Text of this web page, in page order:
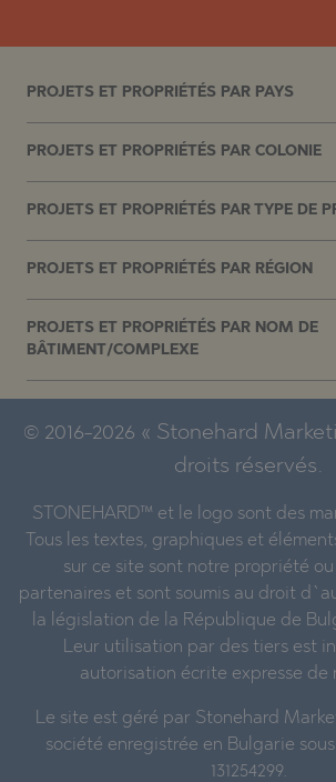
PROJETS ET PROPRIÉTÉS PAR PAYS
PROJETS ET PROPRIÉTÉS PAR COLONIE
PROJETS ET PROPRIÉTÉS PAR TYPE DE
PROJETS ET PROPRIÉTÉS PAR RÉGION
PROJETS ET PROPRIÉTÉS PAR NOM DE
BÂTIMENT/COMPLEXE
© 2016-2026 « Stonehard
droits réservés.
STONEHARD™ et le logo sont des
Tous les textes, graphiques et
sur ce site sont notre propriété
partenaires et sont soumis au droit
la législation de la République de
Leur utilisation par des tiers est
autorisation écrite expresse de
Le site est géré par Stonehard
société enregistrée en Bulgarie
131254299.